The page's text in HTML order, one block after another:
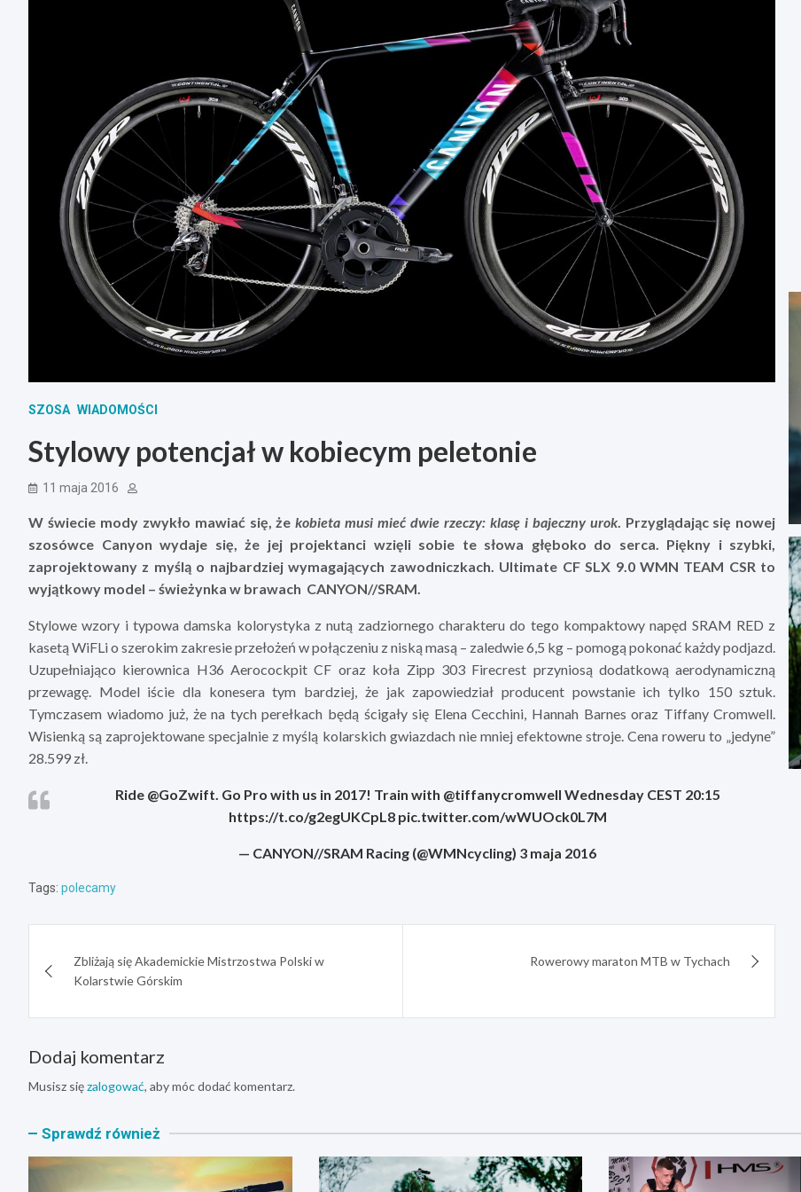
SZOSA WIADOMOŚCI
Stylowy potencjał w kobiecym peletonie
11 maja 2016
W świecie mody zwykło mawiać się, żekobieta musi mieć dwie rzeczy: klasę i bajeczny urok. Przyglądając się nowej
szosówce Canyon wydaje się, że jej projektanci wzięli sobie te słowa głęboko do serca. Piękny i szybki,
zaprojektowany z myślą o najbardziej wymagających zawodniczkach. Ultimate CF SLX 9.0 WMN TEAM CSR to
wyjątkowy model – świeżynka w brawach CANYON//SRAM.
Stylowe wzory i typowa damska kolorystyka z nutą zadziornego charakteru do tego kompaktowy napęd SRAM RED z
kasetą WiFLi o szerokim zakresie przełożeń w połączeniu z niską masą – zaledwie 6,5 kg – pomogą pokonać każdy podjazd.
Uzupełniająco kierownica H36 Aerocockpit CF oraz koła Zipp 303 Firecrest przyniosą dodatkową aerodynamiczną
przewagę. Model iście dla konesera tym bardziej, że jak zapowiedział producent powstanie ich tylko 150 sztuk.
Tymczasem wiadomo już, że na tych perełkach będą ścigały się Elena Cecchini, Hannah Barnes oraz Tiffany Cromwell.
Wisienką są zaprojektowane specjalnie z myślą kolarskich gwiazdach nie mniej efektowne stroje. Cena roweru to „jedyne”
28.599 zł.
Ride @GoZwift. Go Pro with us in 2017! Train with @tiffanycromwell Wednesday CEST 20:15
https://t.co/g2egUKCpL8 pic.twitter.com/wWUOck0L7M
— CANYON//SRAM Racing (@WMNcycling) 3 maja 2016
Tags: polecamy
wpisuZbliżają się Akademickie Mistrzostwa Polski w
Kolarstwie Górskim
Rowerowy maraton MTB w Tychach
Dodaj komentarz
Musisz sięzalogować, aby móc dodać komentarz.
Sprawdź również